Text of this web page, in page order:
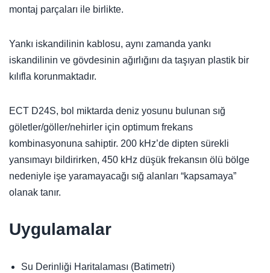
montaj parçaları ile birlikte.
Yankı iskandilinin kablosu, aynı zamanda yankı
iskandilinin ve gövdesinin ağırlığını da taşıyan plastik bir
kılıfla korunmaktadır.
ECT D24S, bol miktarda deniz yosunu bulunan sığ
göletler/göller/nehirler için optimum frekans
kombinasyonuna sahiptir. 200 kHz’de dipten sürekli
yansımayı bildirirken, 450 kHz düşük frekansın ölü bölge
nedeniyle işe yaramayacağı sığ alanları “kapsamaya”
olanak tanır.
Uygulamalar
Su Derinliği Haritalaması (Batimetri)